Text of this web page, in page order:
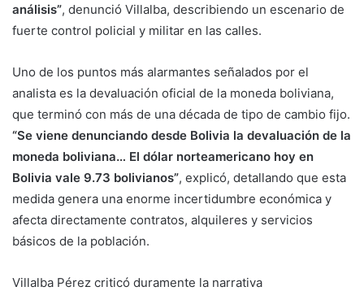
análisis”, denunció Villalba, describiendo un escenario de
fuerte control policial y militar en las calles.
Uno de los puntos más alarmantes señalados por el
analista es la devaluación oficial de la moneda boliviana,
que terminó con más de una década de tipo de cambio fijo.
“Se viene denunciando desde Bolivia la devaluación de la
moneda boliviana… El dólar norteamericano hoy en
Bolivia vale 9.73 bolivianos”, explicó, detallando que esta
medida genera una enorme incertidumbre económica y
afecta directamente contratos, alquileres y servicios
básicos de la población.
Villalba Pérez criticó duramente la narrativa